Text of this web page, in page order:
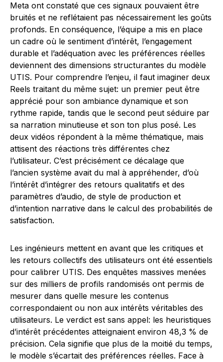
Meta ont constaté que ces signaux pouvaient être
bruités et ne reflétaient pas nécessairement les goûts
profonds. En conséquence, l’équipe a mis en place
un cadre où le sentiment d’intérêt, l’engagement
durable et l’adéquation avec les préférences réelles
deviennent des dimensions structurantes du modèle
UTIS. Pour comprendre l’enjeu, il faut imaginer deux
Reels traitant du même sujet: un premier peut être
apprécié pour son ambiance dynamique et son
rythme rapide, tandis que le second peut séduire par
sa narration minutieuse et son ton plus posé. Les
deux vidéos répondent à la même thématique, mais
attisent des réactions très différentes chez
l’utilisateur. C’est précisément ce décalage que
l’ancien système avait du mal à appréhender, d’où
l’intérêt d’intégrer des retours qualitatifs et des
paramètres d’audio, de style de production et
d’intention narrative dans le calcul des probabilités de
satisfaction.
Les ingénieurs mettent en avant que les critiques et
les retours collectifs des utilisateurs ont été essentiels
pour calibrer UTIS. Des enquêtes massives menées
sur des milliers de profils randomisés ont permis de
mesurer dans quelle mesure les contenus
correspondaient ou non aux intérêts véritables des
utilisateurs. Le verdict est sans appel: les heuristiques
d’intérêt précédentes atteignaient environ 48,3 % de
précision. Cela signifie que plus de la moitié du temps,
le modèle s’écartait des préférences réelles. Face à